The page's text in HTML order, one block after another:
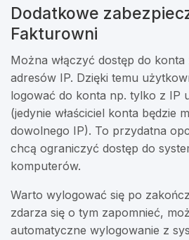
Dodatkowe
Fakturowni
Można włączyć dostęp do
adresów IP. Dzięki temu
logować do konta np. tylko z IP
(jedynie właściciel konta będzie
dowolnego IP). To przydatna
chcą ograniczyć dostęp do
komputerów.
Warto wylogować się po
zdarza się o tym zapomnieć,
automatyczne wylogowanie z